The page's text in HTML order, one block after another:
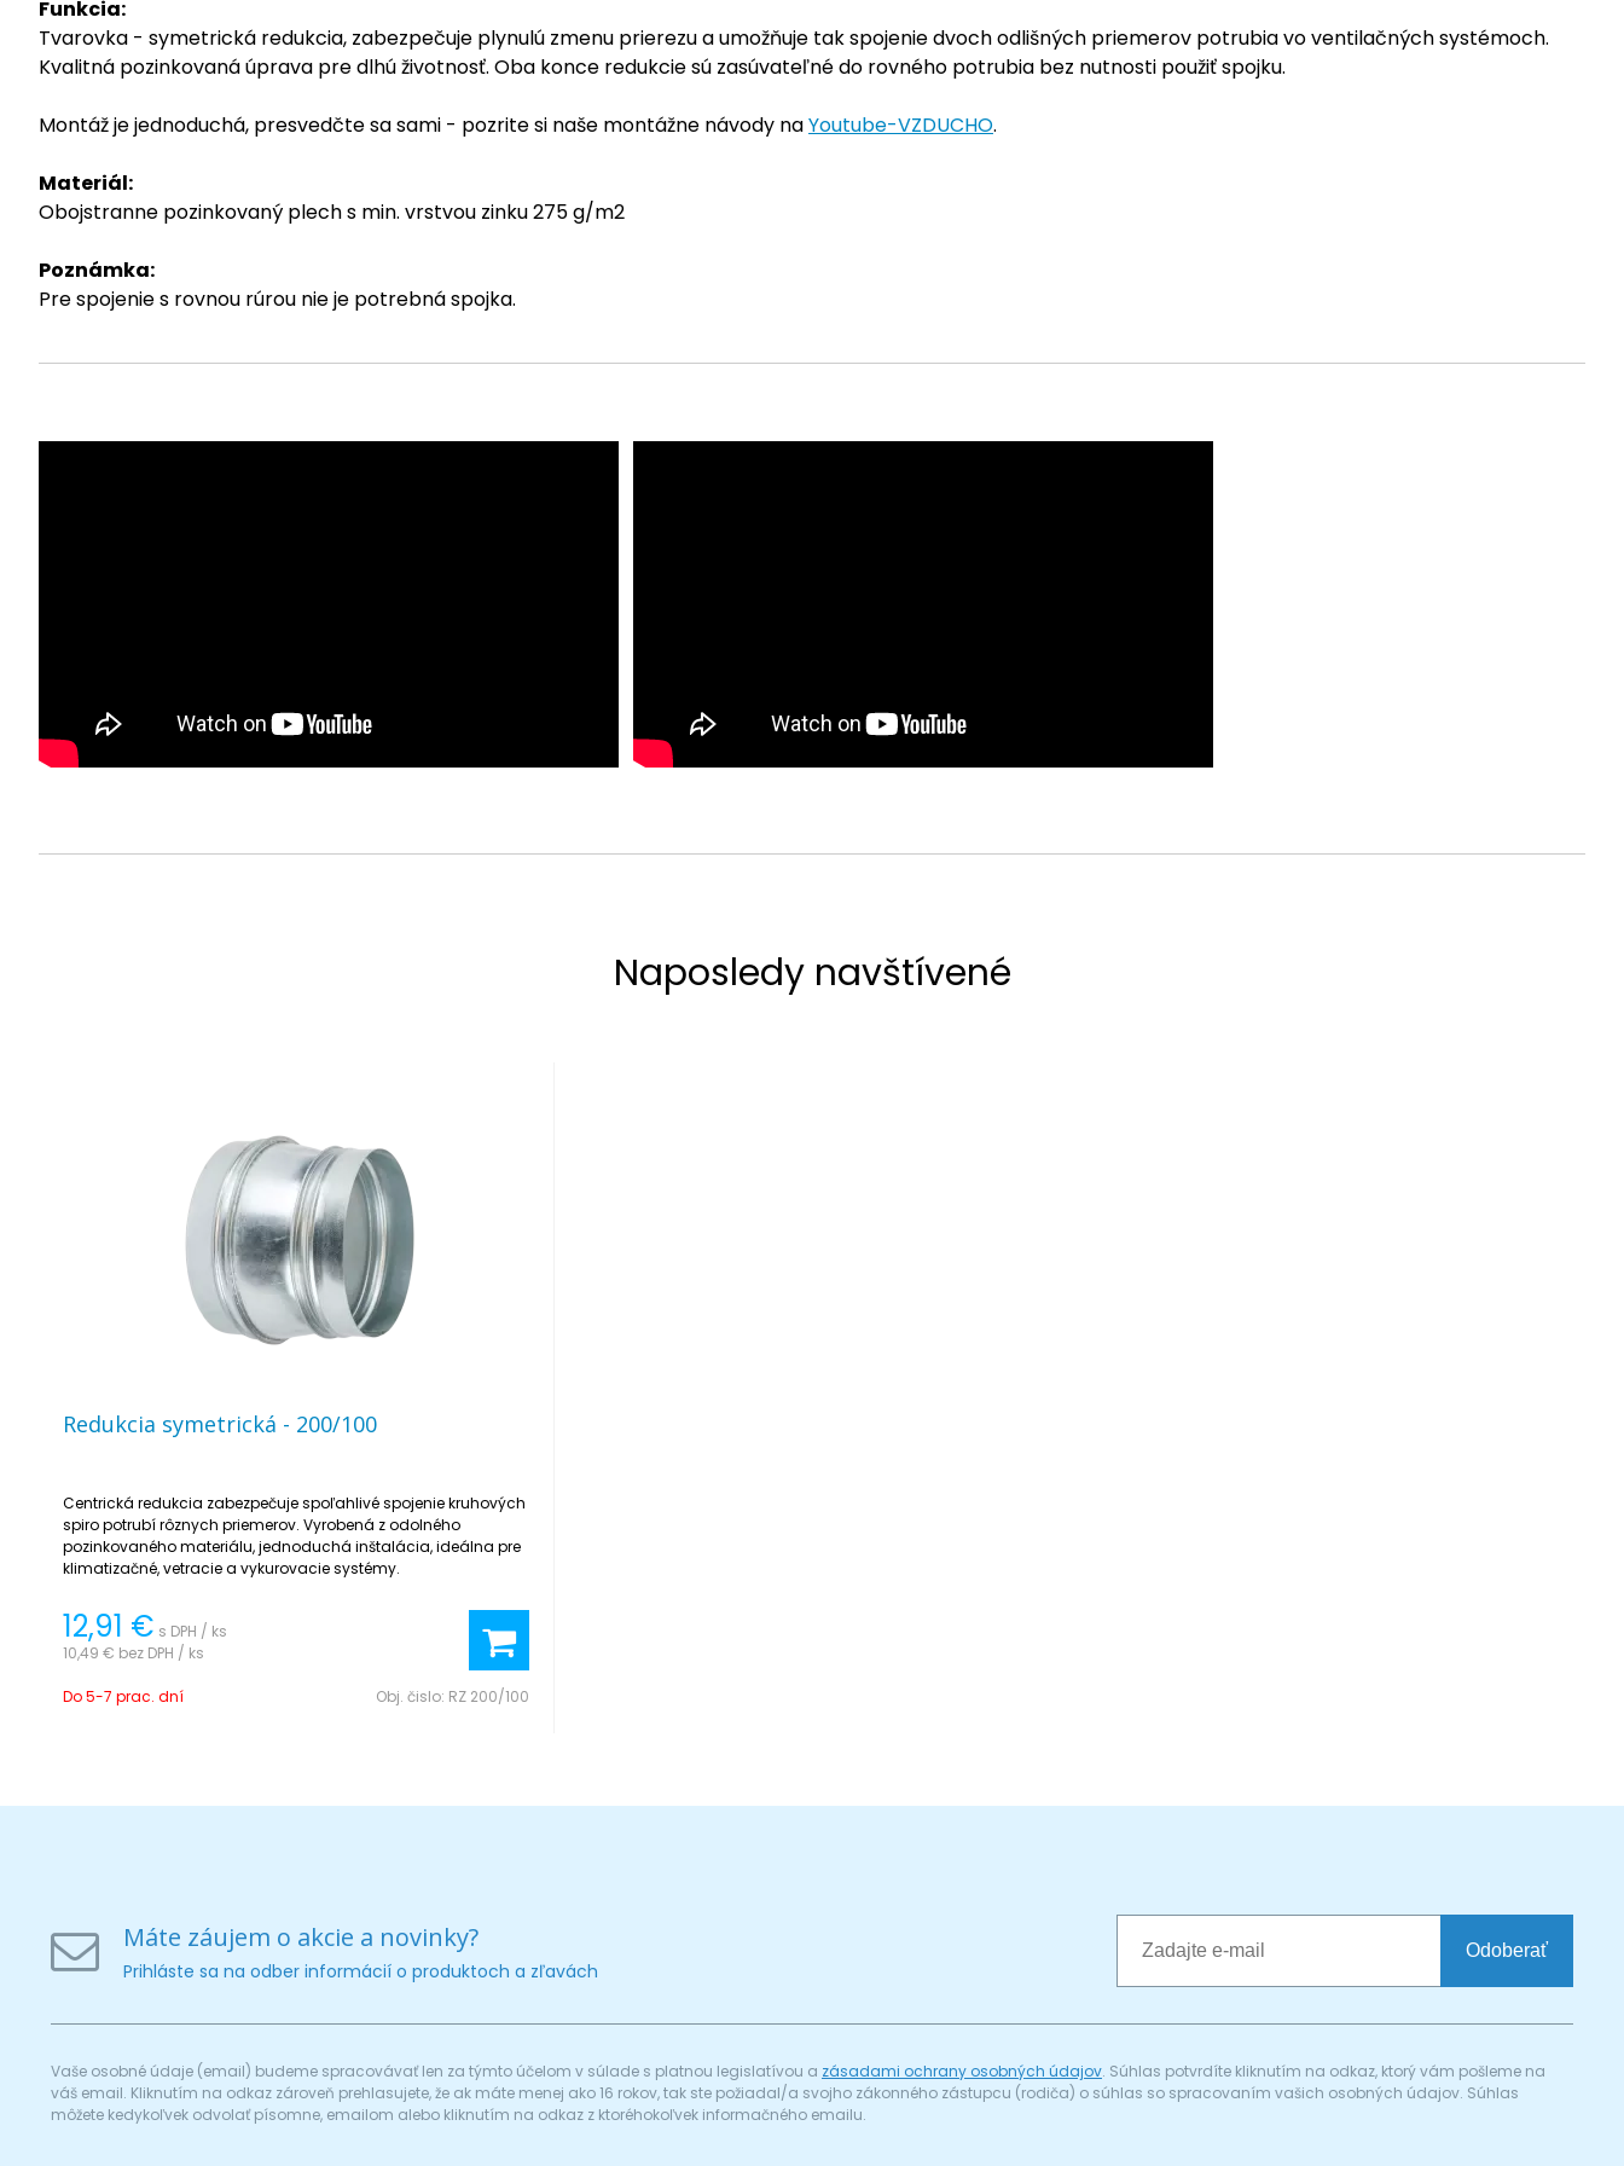
Funkcia:
Tvarovka - symetrická redukcia, zabezpečuje plynulú zmenu prierezu a umožňuje tak spojenie dvoch odlišných priemerov potrubia vo ventilačných systémoch.
Kvalitná pozinkovaná úprava pre dlhú životnosť. Oba konce redukcie sú zasúvateľné do rovného potrubia bez nutnosti použiť spojku.
Montáž je jednoduchá, presvedčte sa sami - pozrite si naše montážne návody naYoutube-VZDUCHO.
Materiál:
Obojstranne pozinkovaný plech s min. vrstvou zinku 275 g/m2
Poznámka:
Pre spojenie s rovnou rúrou nie je potrebná spojka.
Naposledy navštívené
Redukcia symetrická - 200/100
Centrická redukcia zabezpečuje spoľahlivé spojenie kruhových
spiro potrubí rôznych priemerov. Vyrobená z odolného
pozinkovaného materiálu, jednoduchá inštalácia, ideálna pre
klimatizačné, vetracie a vykurovacie systémy.
12,91 € s DPH / ks
10,49 € bez DPH / ks
Do 5-7 prac. dní Obj. čislo: RZ 200/100
Máte záujem o akcie a novinky?
Prihláste sa na odber informácií o produktoch a zľavách
Odoberať
Vaše osobné údaje (email) budeme spracovávať len za týmto účelom v súlade s platnou legislatívou a zásadami ochrany osobných údajov. Súhlas potvrdíte kliknutím na odkaz, ktorý vám pošleme na
váš email. Kliknutím na odkaz zároveň prehlasujete, že ak máte menej ako 16 rokov, tak ste požiadal/a svojho zákonného zástupcu (rodiča) o súhlas so spracovaním vašich osobných údajov. Súhlas
môžete kedykoľvek odvolať písomne, emailom alebo kliknutím na odkaz z ktoréhokoľvek informačného emailu.